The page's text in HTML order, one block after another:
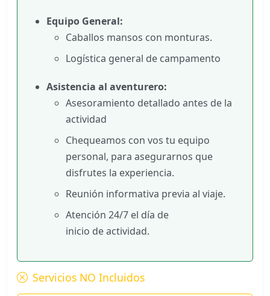
Equipo General:
Caballos mansos con monturas.
Logística general de campamento
Asistencia al aventurero:
Asesoramiento detallado antes de la
actividad
Chequeamos con vos tu equipo
personal, para asegurarnos que
disfrutes la experiencia.
Reunión informativa previa al viaje.
Atención 24/7 el día de
inicio de actividad.
Servicios NO Incluidos